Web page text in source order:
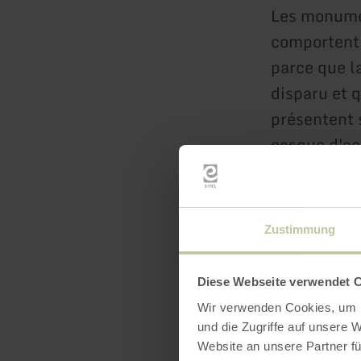
Zustimmung
Diese Webseite verwendet
Wir verwenden Cookies,
und die Zugriffe auf unsere
Website an unsere Partner
Les
parce que
disparu et
présentent
casque
Le
professeur
qui a dirigé
Il rend